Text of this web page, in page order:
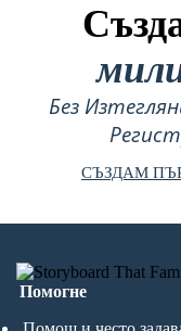
Без
СЪЗДАМ
Помогне